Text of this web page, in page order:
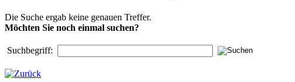
Die Suche ergab keine genauen Treffer.
Möchten Sie noch einmal suchen?
Suchbegriff: